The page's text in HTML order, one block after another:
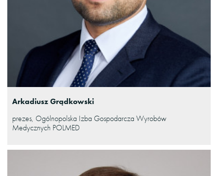
Arkadiusz Grądkowski
prezes, Ogólnopolska Izba Gospodarcza Wyrobów
Medycznych POLMED